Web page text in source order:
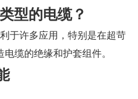
型的电缆？
于许多应用，特别是在超苛
缆的绝缘和护套组件。